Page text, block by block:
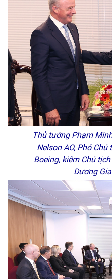
Thủ tướng Phạm
Nelson AO, Phó
Boeing, kiêm Chủ
Dương